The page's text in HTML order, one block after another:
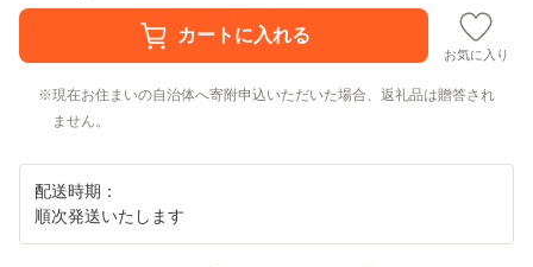
お気に入り
現在お住まいの自治体へ寄附申込いただいた場合、返礼品は贈答され
ません。
配送時期：
順次発送いたします